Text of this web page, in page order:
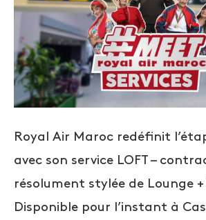
Royal Air Maroc redéfinit
avec son service LOFT –
résolument stylée de Lounge
Disponible pour l’instant à